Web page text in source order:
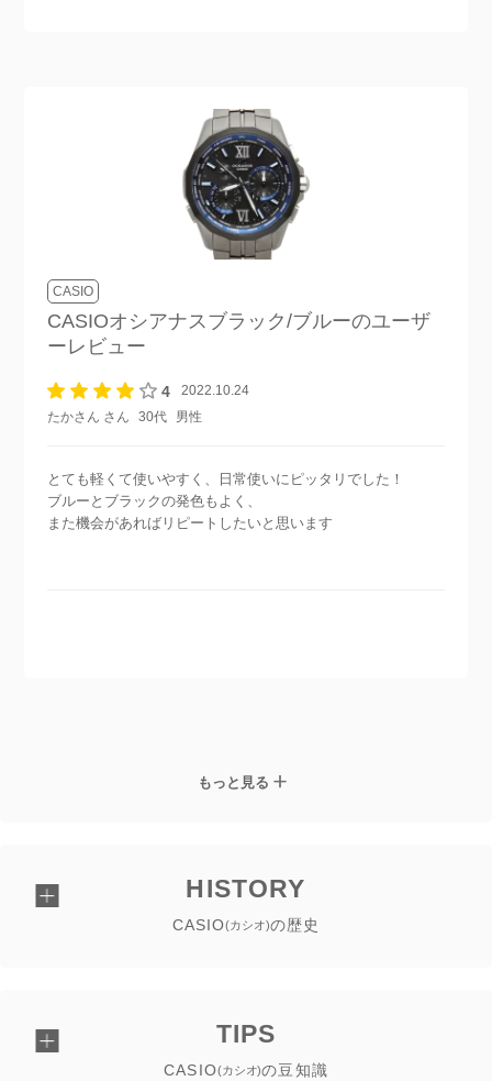
CASIO
CASIOオシアナスブラック/ブルーのユーザ
ーレビュー
4
2022.10.24
たかさん さん
30代 男性
とても軽くて使いやすく、日常使いにピッタリでした！
ブルーとブラックの発色もよく、
また機会があればリピートしたいと思います
もっと見る
HISTORY
CASIO(カシオ)の歴史
TIPS
CASIO(カシオ)の豆知識